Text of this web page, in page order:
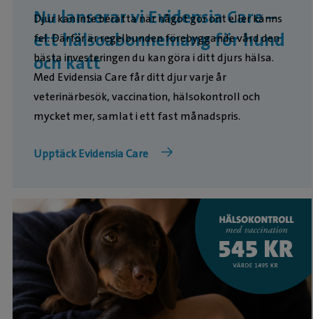
Nu lanserar vi Evidensia Care –
ett hälsoabonnemang för hund
och katt
Djur kan inte berätta när något gör ont eller känns
fel. Därför är regelbunden förebyggande vård den
bästa investeringen du kan göra i ditt djurs hälsa.
Med Evidensia Care får ditt djur varje år
veterinärbesök, vaccination, hälsokontroll och
mycket mer, samlat i ett fast månadspris.
Upptäck Evidensia Care